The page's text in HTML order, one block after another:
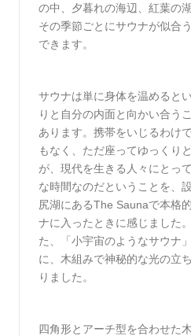
の中、夕暮れの海辺、紅葉の
その季節ごとにサウナが似合
できます。
サウナは単に身体を温めると
りと自分の内面と向かい合う
あります。携帯をいじるわけ
もなく、ただ座ってゆっくり
が、現代を生きる人々にとっ
な時間なのだということを、
尻湖にあるThe Saunaで本格
ナに入ったときに感じました
た、「小宇宙のようなサウナ
に、木組みで神秘的な光の立
りました。
四角形とアーチ型を合わせた